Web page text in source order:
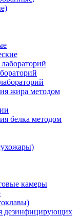
жира методом
белка методом
камеры
дезинфицирующих